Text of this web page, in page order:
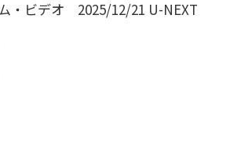
・ビデオ 2025/12/21 U-NEXT